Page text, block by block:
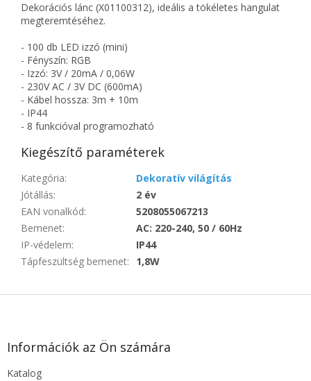
Dekorációs lánc (X01100312), ideális a tökéletes hangulat
megteremtéséhez.
- 100 db LED izzó (mini)
- Fényszín: RGB
- Izzó: 3V / 20mA / 0,06W
- 230V AC / 3V DC (600mA)
- Kábel hossza: 3m + 10m
- IP44
- 8 funkcióval programozható
Kiegészítő paraméterek
Kategória:
Dekoratív világítás
Jótállás:
2 év
EAN vonalkód:
5208055067213
Bemenet:
AC: 220-240, 50 / 60Hz
IP-védelem:
IP44
Tápfeszültség bemenet: 1,8W
L
Információk az Ön számára
Katalog